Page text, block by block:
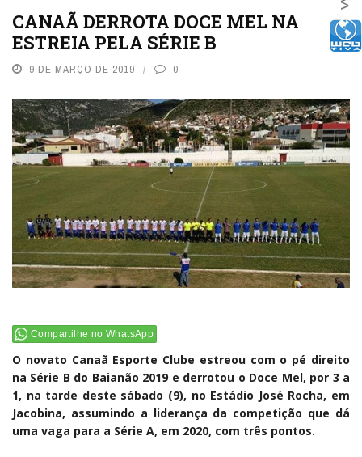
CANAÃ DERROTA DOCE MEL NA
ESTREIA PELA SÉRIE B
9 DE MARÇO DE 2019 0
Compartilhe no WhatsApp
O novato Canaã Esporte Clube estreou com o pé direito
na Série B do Baianão 2019 e derrotou o Doce Mel, por 3 a
1, na tarde deste sábado (9), no Estádio José Rocha, em
Jacobina, assumindo a liderança da competição que dá
uma vaga para a Série A, em 2020, com três pontos.